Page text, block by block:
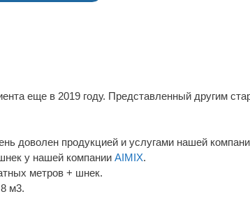
еще в 2019 году. Представленный другим
доволен продукцией и услугами нашей
у нашей компании AIMIX.
метров + шнек.
м3.